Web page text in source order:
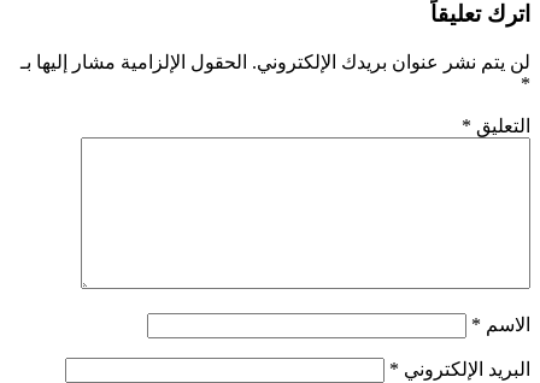
اترك تعليقاً
لن يتم نشر عنوان بريدك الإلكتروني. الحقول الإلزامية مشار إليها بـ
*
التعليق *
الاسم *
البريد الإلكتروني *